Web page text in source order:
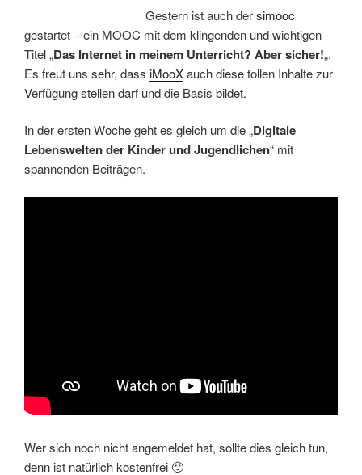
Gestern ist auch dersimooc
gestartet – ein MOOC mit dem klingenden und wichtigen
Titel „Das Internet in meinem Unterricht? Aber sicher!„.
Es freut uns sehr, dass iMooXauch diese tollen Inhalte zur
Verfügung stellen darf und die Basis bildet.
In der ersten Woche geht es gleich um die „Digitale
Lebenswelten der Kinder und Jugendlichen“ mit
spannenden Beiträgen.
Wer sich noch nicht angemeldet hat, sollte dies gleich tun,
denn ist natürlich kostenfrei 🙂